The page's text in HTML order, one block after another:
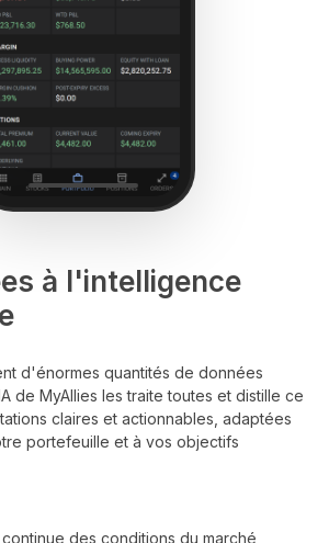
à l'intelligence
d'énormes quantités de données
de MyAllies les traite toutes et distille ce
claires et actionnables, adaptées
portefeuille et à vos objectifs
des conditions du marché